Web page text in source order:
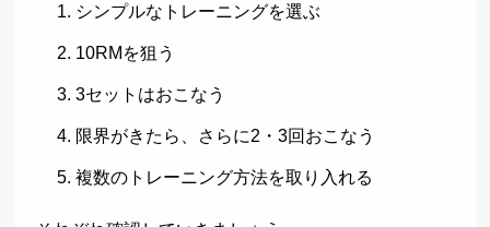
シンプルなトレーニングを選ぶ
10RMを狙う
3セットはおこなう
限界がきたら、さらに2・3回おこなう
複数のトレーニング方法を取り入れる